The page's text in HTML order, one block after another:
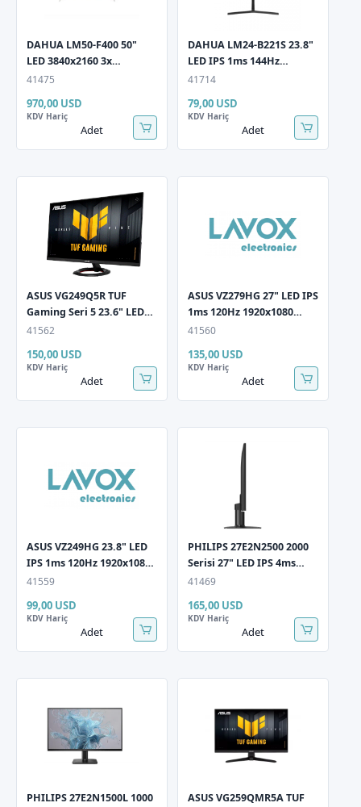
DAHUA LM50-F400 50"
LED 3840x2160 3x
HDMI+1x USB Güvenlik
41475
970,00 USD
KDV Hariç
Adet
DAHUA LM24-B221S 23.8"
LED IPS 1ms 144Hz
1920x1080 FullHD HDMI
Low Blue Siyah Monitör
41714
79,00 USD
KDV Hariç
Adet
ASUS VG249Q5R TUF
Gaming Seri 5 23.6" LED
IPS 0.3ms 200Hz
HDMI 1xDP Multimedya
(Vesa) AdaptiveSync S
41562
150,00 USD
KDV Hariç
Adet
ASUS VZ279HG 27" LED IPS
1ms 120Hz 1920x1080
FullHD HDMI VGA (Vesa)
Monitör
41560
135,00 USD
KDV Hariç
Adet
ASUS VZ249HG 23.8" LED
IPS 1ms 120Hz 1920x1080
FullHD VGA HDMI (VESA)
41559
99,00 USD
KDV Hariç
Adet
PHILIPS 27E2N2500 2000
Serisi 27" LED IPS 4ms
120Hz 2560x1440 QHD
AdaptiveSync Siyah
Monitör
41469
165,00 USD
KDV Hariç
Adet
PHILIPS 27E2N1500L 1000 ASUS VG259QMR5A TUF